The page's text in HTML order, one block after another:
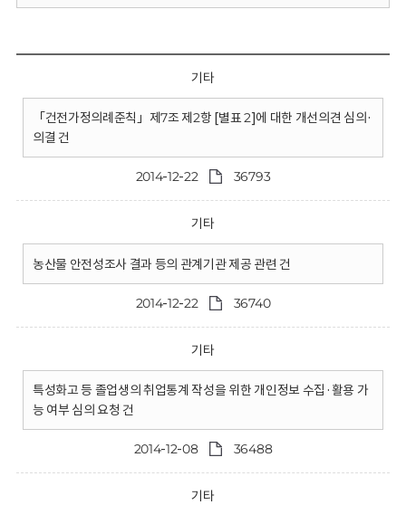
기타
「건전가정의례준칙」제7조 제2항 [별표 2]에 대한 개선의견 심의·
의결 건
2014-12-22 36793
기타
농산물 안전성조사 결과 등의 관계기관 제공 관련 건
2014-12-22 36740
기타
특성화고 등 졸업생의 취업통계 작성을 위한 개인정보 수집·활용 가
능 여부 심의 요청 건
2014-12-08 36488
기타